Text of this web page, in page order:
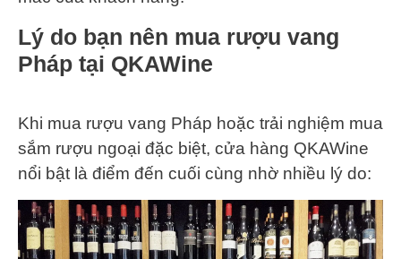
Lý do bạn nên mua rượu vang
Pháp tại QKAWine
Khi mua rượu vang Pháp hoặc trải nghiệm mua
sắm rượu ngoại đặc biệt, cửa hàng QKAWine
nổi bật là điểm đến cuối cùng nhờ nhiều lý do: